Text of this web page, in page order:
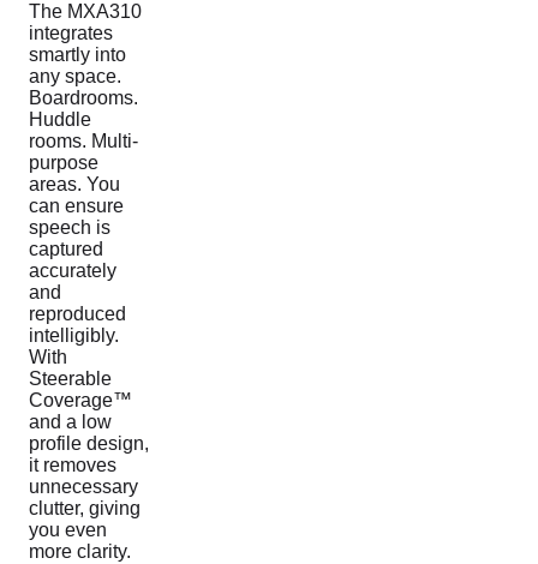
The MXA310
integrates
smartly into
any space.
Boardrooms.
Huddle
rooms. Multi-
purpose
areas. You
can ensure
speech is
captured
accurately
and
reproduced
intelligibly.
With
Steerable
Coverage™
and a low
profile design,
it removes
unnecessary
clutter, giving
you even
more clarity.